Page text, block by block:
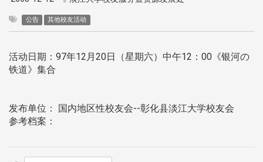
公告 其他校友活动
活动日期：97年12月20日（星期六）中午12：00《银河の
铁道》集合
发布单位： 国内地区性校友会--彰化县淡江大学校友会
参考档案：